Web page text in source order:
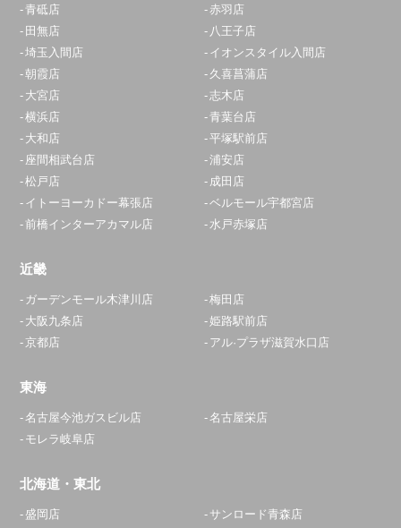
青砥店
赤羽店
田無店
八王子店
埼玉入間店
イオンスタイル入間店
朝霞店
久喜菖蒲店
大宮店
志木店
横浜店
青葉台店
大和店
平塚駅前店
座間相武台店
浦安店
松戸店
成田店
イトーヨーカドー幕張店
ベルモール宇都宮店
前橋インターアカマル店
水戸赤塚店
近畿
ガーデンモール木津川店
梅田店
大阪九条店
姫路駅前店
京都店
アル·プラザ滋賀水口店
東海
名古屋今池ガスビル店
名古屋栄店
モレラ岐阜店
北海道・東北
盛岡店 サンロード青森店